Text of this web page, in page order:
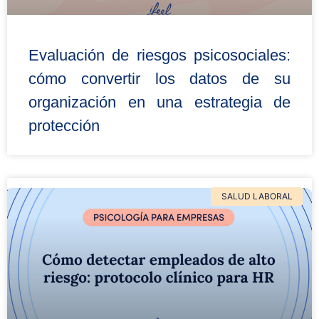
Evaluación de riesgos psicosociales:
cómo convertir los datos de su
organización en una estrategia de
protección
SALUD LABORAL